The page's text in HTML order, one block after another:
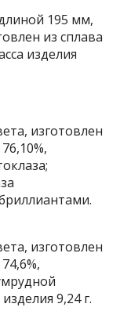
195 мм,
из сплава
изделия
изготовлен
изготовлен
9,24 г.